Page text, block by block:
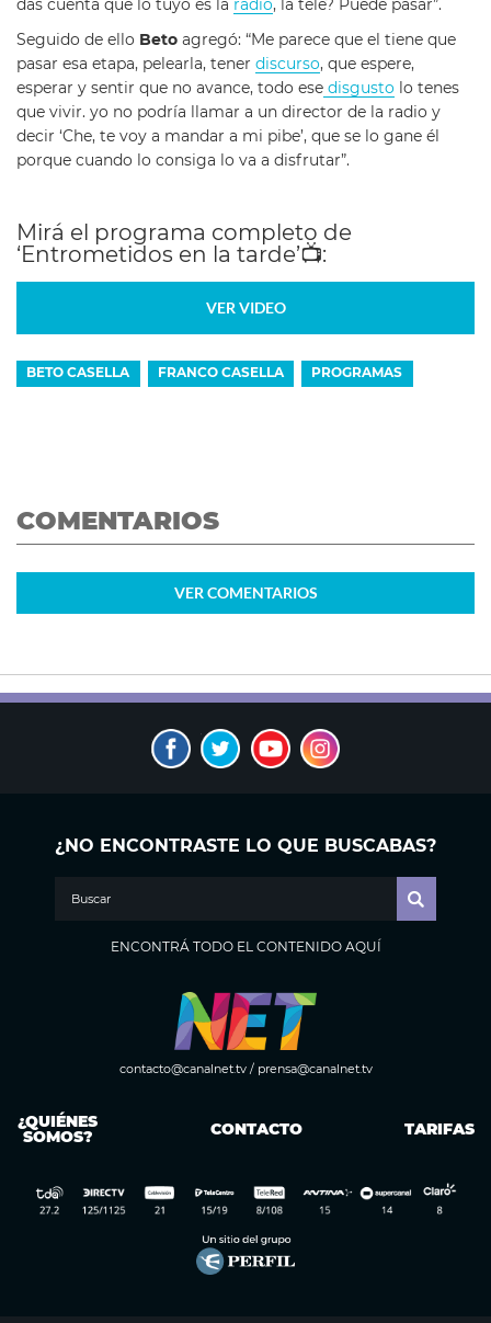
das cuenta que lo tuyo es la radio, la tele? Puede pasar”.
Seguido de ello Beto agregó: “Me parece que el tiene que
pasar esa etapa, pelearla, tener discurso, que espere,
esperar y sentir que no avance, todo ese disgusto lo tenes
que vivir. yo no podría llamar a un director de la radio y
decir ‘Che, te voy a mandar a mi pibe’, que se lo gane él
porque cuando lo consiga lo va a disfrutar”.
Mirá el programa completo de
‘Entrometidos en la tarde’📺:
VER VIDEO
BETO CASELLA FRANCO CASELLA PROGRAMAS
COMENTARIOS
VER COMENTARIOS
¿NO ENCONTRASTE LO QUE BUSCABAS?
ENCONTRÁ TODO EL CONTENIDO AQUÍ
contacto@canalnet.tv/ prensa@canalnet.tv
¿QUIÉNES
SOMOS? CONTACTO TARIFAS